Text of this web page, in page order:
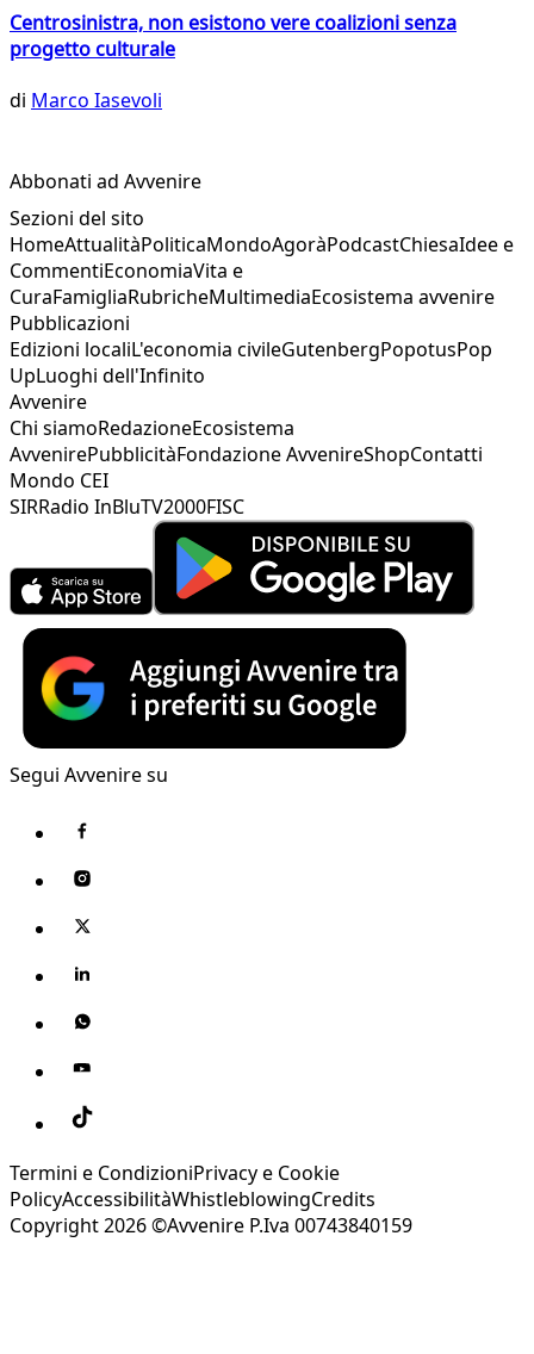
Centrosinistra, non esistono vere coalizioni senza
progetto culturale
di Marco Iasevoli
Abbonati ad Avvenire
Sezioni del sito
HomeAttualitàPoliticaMondoAgoràPodcastChiesaIdee e
CommentiEconomiaVita e
CuraFamigliaRubricheMultimediaEcosistema avvenire
Pubblicazioni
Edizioni localiL'economia civileGutenbergPopotusPop
UpLuoghi dell'Infinito
Avvenire
Chi siamoRedazioneEcosistema
AvvenirePubblicitàFondazione AvvenireShopContatti
Mondo CEI
SIRRadio InBluTV2000FISC
Segui Avvenire su
Termini e CondizioniPrivacy e Cookie
PolicyAccessibilitàWhistleblowingCredits
Copyright 2026 ©Avvenire P.Iva 00743840159